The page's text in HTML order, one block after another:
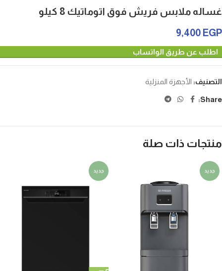
غساله ملابس فريش فوق اتوماتيك 8 كيلو
9,400 EGP
اطلب عن طريق الواتساب
التصنيف: الأجهزة المنزلية
Share:
منتجات ذات صلة
جديد جديد